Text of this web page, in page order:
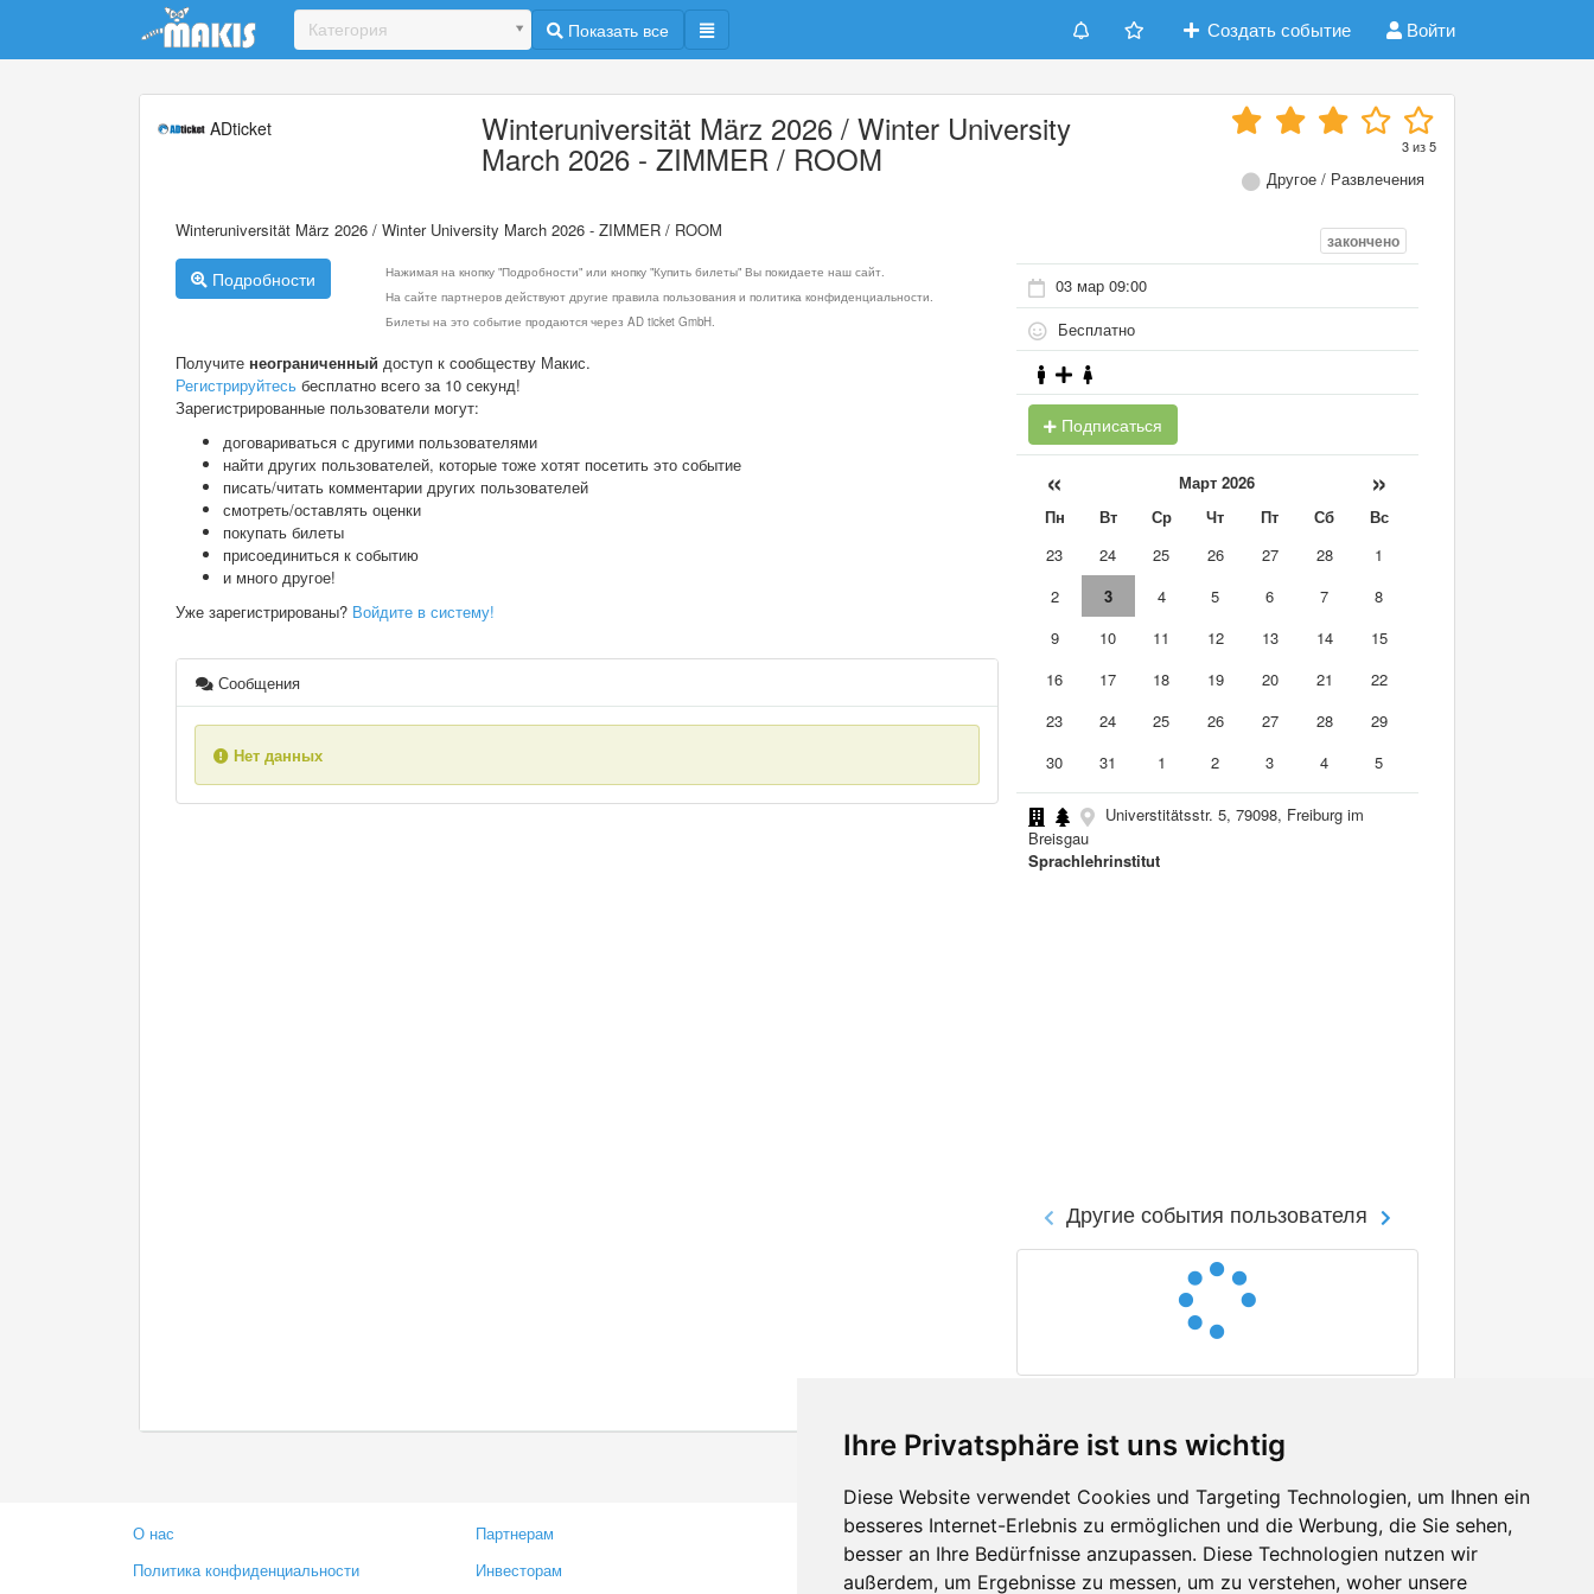
Ihre Privatsphäre ist uns wichtig
Diese Website verwendet Cookies und Targeting Technologien, um Ihnen ein
besseres Internet-Erlebnis zu ermöglichen und die Werbung, die Sie sehen,
besser an Ihre Bedürfnisse anzupassen. Diese Technologien nutzen wir
außerdem, um Ergebnisse zu messen, um zu verstehen, woher unsere
Update cookies preferences
Категория Показать все Создать событие Войти
ADticket Winteruniversität März 2026 / Winter University
March 2026 - ZIMMER / ROOM 3из5
Другое / Развлечения
Winteruniversität März 2026 / Winter University March 2026 - ZIMMER / ROOM
Подробности
Нажимая на кнопку "Подробности" или кнопку "Купить билеты" Вы покидаете наш сайт.
На сайте партнеров действуют другие правила пользования и политика конфиденциальности.
Билеты на это событие продаются через AD ticket GmbH.
Получите неограниченный доступ к сообществу Макис.
Регистрируйтесь бесплатно всего за 10 секунд!
Зарегистрированные пользователи могут:
договариваться с другими пользователями
найти других пользователей, которые тоже хотят посетить это событие
писать/читать комментарии других пользователей
смотреть/оставлять оценки
покупать билеты
присоединиться к событию
и много другое!
Уже зарегистрированы? Войдите в систему!
Сообщения
Нет данных
закончено
03 мар 09:00
Бесплатно
Подписаться
« Март 2026 »
Пн Вт Ср Чт Пт Сб
Вс
23
24 25 26 27 28
1
2
3 4 5 6 7
8
9
10 11 12 13 14
15
16
17 18 19 20 21
22
23
24 25 26 27 28
29
30
31 1 2 3 4 5
Universtitätsstr. 5, 79098, Freiburg im
Breisgau
Sprachlehrinstitut
Другие события пользователя
О нас
Политика конфиденциальности
Партнерам
Инвесторам
Контакты
Оставить отзыв
Facebook
Twitter